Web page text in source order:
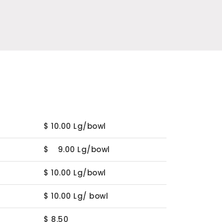
$ 10.00 Lg/bowl
$ 9.00 Lg/bowl
$ 10.00 Lg/bowl
$ 10.00 Lg/ bowl
$ 8.50